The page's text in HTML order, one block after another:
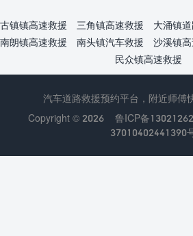
古镇镇高速救援 三角镇高速救援 大涌镇
南朗镇高速救援
南头镇汽车救援 沙溪镇
民众镇高速救援
汽车道路救援预约平台，附近师傅
Copyright © 2026
鲁ICP备
37010402441390